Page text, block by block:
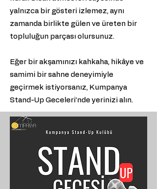
yalnızca bir gösteri izlemez, aynı
zamanda birlikte gülen ve üreten bir
topluluğun parçası olursunuz.
Eğer bir akşamınızı kahkaha, hikâye ve
samimi bir sahne deneyimiyle
geçirmek istiyorsanız, Kumpanya
Stand-Up Geceleri’nde yerinizi alın.